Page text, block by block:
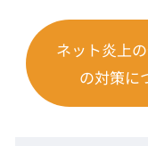
ネット炎上
の対策に